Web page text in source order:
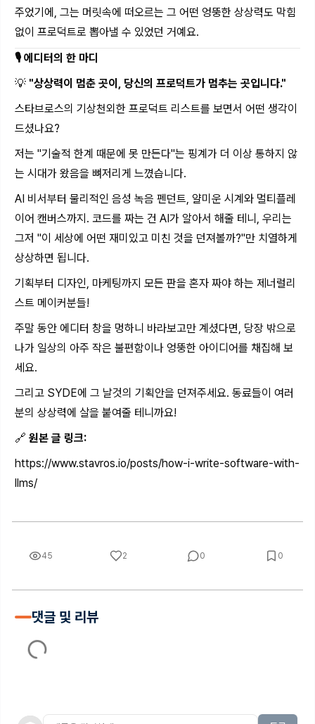
주었기에, 그는 머릿속에 떠오르는 그 어떤 엉뚱한 상상력도 막힘
없이 프로덕트로 뽑아낼 수 있었던 거예요.
🎙️ 에디터의 한 마디
💡 "상상력이 멈춘 곳이, 당신의 프로덕트가 멈추는 곳입니다."
스타브로스의 기상천외한 프로덕트 리스트를 보면서 어떤 생각이
드셨나요?
저는 "기술적 한계 때문에 못 만든다"는 핑계가 더 이상 통하지 않
는 시대가 왔음을 뼈저리게 느꼈습니다.
AI 비서부터 물리적인 음성 녹음 펜던트, 얄미운 시계와 멀티플레
이어 캔버스까지. 코드를 짜는 건 AI가 알아서 해줄 테니, 우리는
그저 "이 세상에 어떤 재미있고 미친 것을 던져볼까?"만 치열하게
상상하면 됩니다.
기획부터 디자인, 마케팅까지 모든 판을 혼자 짜야 하는 제너럴리
스트 메이커분들!
주말 동안 에디터 창을 멍하니 바라보고만 계셨다면, 당장 밖으로
나가 일상의 아주 작은 불편함이나 엉뚱한 아이디어를 채집해 보
세요.
그리고 SYDE에 그 날것의 기획안을 던져주세요. 동료들이 여러
분의 상상력에 살을 붙여줄 테니까요!
🔗 원본 글 링크:
https://www.stavros.io/posts/how-i-write-software-with-
llms/
45 2 0 0
댓글 및 리뷰